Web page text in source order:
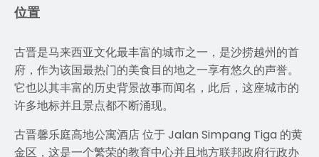
位置
古晋是马来西亚文化最丰富的城市之一，是沙捞越州的首
府，作为该国最热门的美食目的地之一享有悠久的声誉。
它也以其丰富的历史背景故事而闻名，此后，这座城市的
许多地标并且景点都不断涌现。
古晋馨乐庭高地公寓酒店 位于 Jalan Simpang Tiga 的黄
金区，这是一个繁荣的教育中心并且地方联邦政府行政办